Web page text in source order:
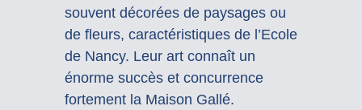
souvent décorées de paysages ou
de fleurs, caractéristiques de l’Ecole
de Nancy. Leur art connaît un
énorme succès et concurrence
fortement la Maison Gallé.